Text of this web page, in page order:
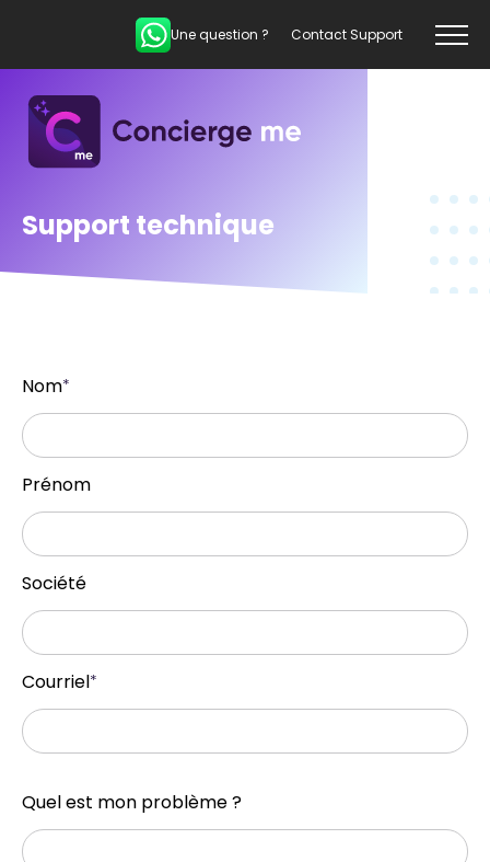
Une question ? Contact Support
Support technique
Nom*
Prénom
Société
Courriel*
Quel est mon problème ?